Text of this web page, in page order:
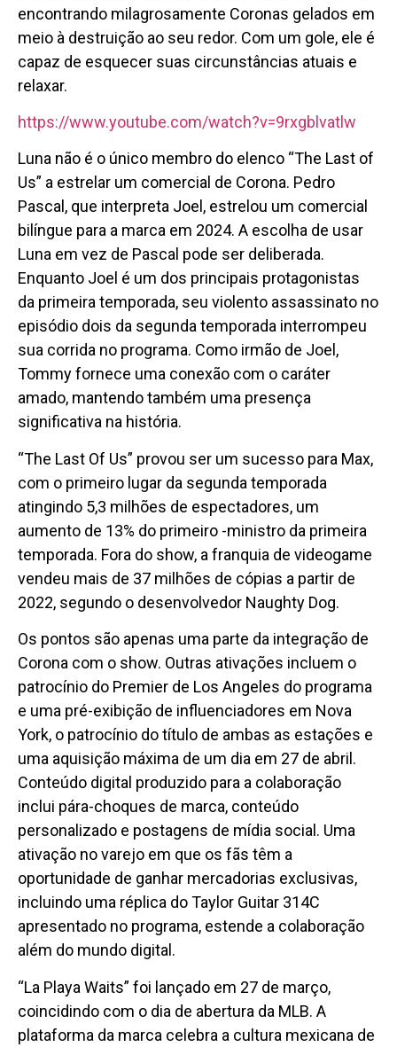
encontrando milagrosamente Coronas gelados em
meio à destruição ao seu redor. Com um gole, ele é
capaz de esquecer suas circunstâncias atuais e
relaxar.
https://www.youtube.com/watch?v=9rxgblvatlw
Luna não é o único membro do elenco “The Last of
Us” a estrelar um comercial de Corona. Pedro
Pascal, que interpreta Joel, estrelou um comercial
bilíngue para a marca em 2024. A escolha de usar
Luna em vez de Pascal pode ser deliberada.
Enquanto Joel é um dos principais protagonistas
da primeira temporada, seu violento assassinato no
episódio dois da segunda temporada interrompeu
sua corrida no programa. Como irmão de Joel,
Tommy fornece uma conexão com o caráter
amado, mantendo também uma presença
significativa na história.
“The Last Of Us” provou ser um sucesso para Max,
com o primeiro lugar da segunda temporada
atingindo 5,3 milhões de espectadores, um
aumento de 13% do primeiro -ministro da primeira
temporada. Fora do show, a franquia de videogame
vendeu mais de 37 milhões de cópias a partir de
2022, segundo o desenvolvedor Naughty Dog.
Os pontos são apenas uma parte da integração de
Corona com o show. Outras ativações incluem o
patrocínio do Premier de Los Angeles do programa
e uma pré-exibição de influenciadores em Nova
York, o patrocínio do título de ambas as estações e
uma aquisição máxima de um dia em 27 de abril.
Conteúdo digital produzido para a colaboração
inclui pára-choques de marca, conteúdo
personalizado e postagens de mídia social. Uma
ativação no varejo em que os fãs têm a
oportunidade de ganhar mercadorias exclusivas,
incluindo uma réplica do Taylor Guitar 314C
apresentado no programa, estende a colaboração
além do mundo digital.
“La Playa Waits” foi lançado em 27 de março,
coincidindo com o dia de abertura da MLB. A
plataforma da marca celebra a cultura mexicana de